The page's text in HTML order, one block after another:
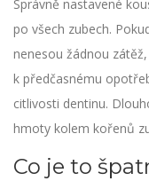
Správně nastavené
po všech zubech.
nenesou žádnou
k předčasnému
citlivosti dentinu.
hmoty kolem kořenů
Co je to